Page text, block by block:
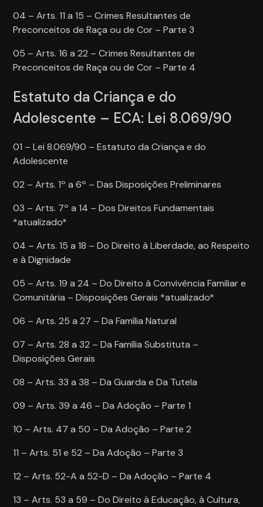
04 – Arts. 11 a 15 – Crimes Resultantes de
Preconceitos de Raça ou de Cor – Parte 3
05 – Arts. 16 a 22 – Crimes Resultantes de
Preconceitos de Raça ou de Cor – Parte 4
Estatuto da Criança e do
Adolescente – ECA: Lei 8.069/90
01 – Lei 8.069/90 – Estatuto da Criança e do
Adolescente
02 – Arts. 1º a 6º – Das Disposições Preliminares
03 – Arts. 7º a 14 – Dos Direitos Fundamentais
*atualizado*
04 – Arts. 15 a 18 – Do Direito à Liberdade, ao Respeito
e à Dignidade
05 – Arts. 19 a 24 – Do Direito à Convivência Familiar e
Comunitária – Disposições Gerais *atualizado*
06 – Arts. 25 a 27 – Da Família Natural
07 – Arts. 28 a 32 – Da Família Substituta –
Disposições Gerais
08 – Arts. 33 a 38 – Da Guarda e Da Tutela
09 – Arts. 39 a 46 – Da Adoção – Parte 1
10 – Arts. 47 a 50 – Da Adoção – Parte 2
11 – Arts. 51 e 52 – Da Adoção – Parte 3
12 – Arts. 52-A a 52-D – Da Adoção – Parte 4
13 – Arts. 53 a 59 – Do Direito à Educação, à Cultura,